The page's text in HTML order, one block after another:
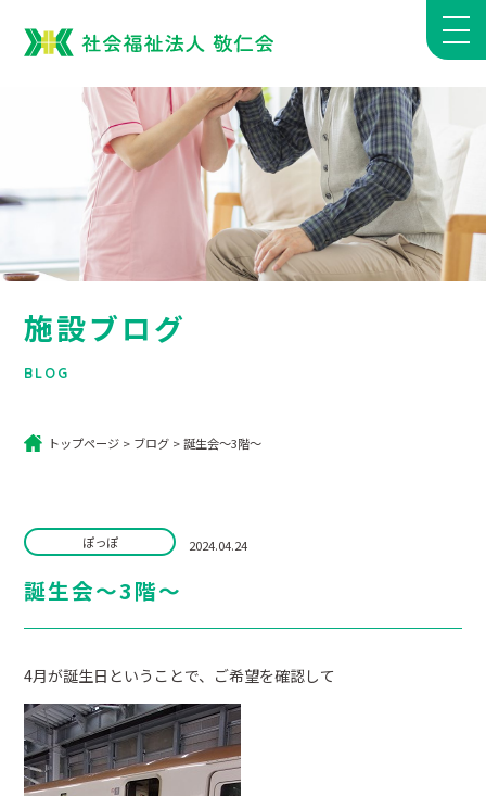
施設ブログ
BLOG
トップページ > ブログ >誕生会～3階～
ぽっぽ 2024.04.24
誕生会～3階～
4月が誕生日ということで、ご希望を確認して